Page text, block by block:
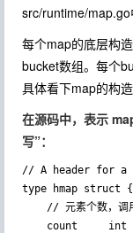
src/runtime/map.go
每个map的底层构
bucket数组。每个
具体看下map的构造
在源码中，表示
写”：
// A header for a
type hmap struct {
// 元素个数，调
    count     int